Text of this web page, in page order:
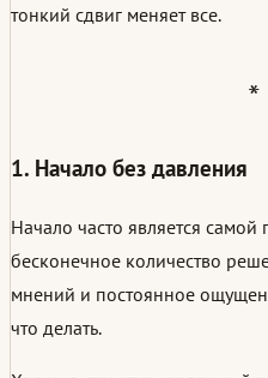
тонкий сдвиг меняет все.
1. Начало без давления
Начало часто является
бесконечное количество
мнений и постоянное
что делать.